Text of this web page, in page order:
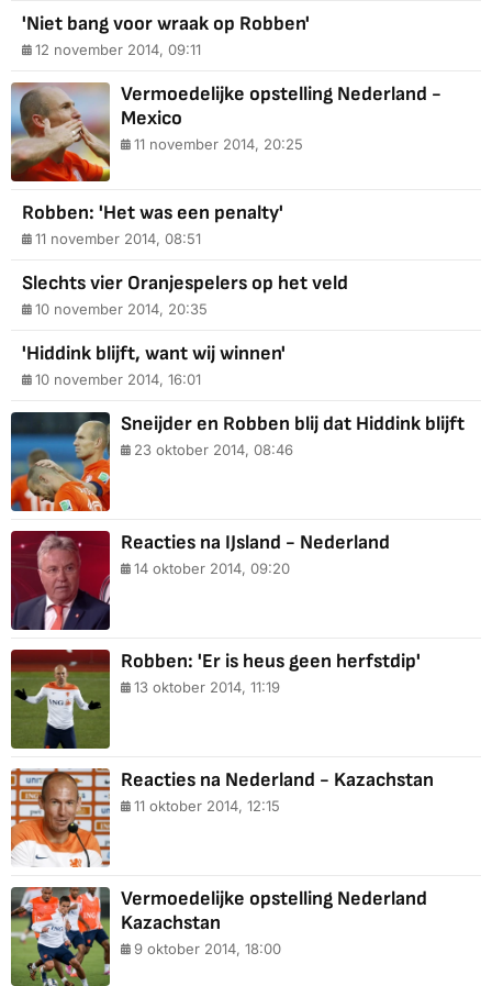
'Niet bang voor wraak op Robben'
12 november 2014, 09:11
Vermoedelijke opstelling Nederland -
Mexico
11 november 2014, 20:25
Robben: 'Het was een penalty'
11 november 2014, 08:51
Slechts vier Oranjespelers op het veld
10 november 2014, 20:35
'Hiddink blijft, want wij winnen'
10 november 2014, 16:01
Sneijder en Robben blij dat Hiddink blijft
23 oktober 2014, 08:46
Reacties na IJsland - Nederland
14 oktober 2014, 09:20
Robben: 'Er is heus geen herfstdip'
13 oktober 2014, 11:19
Reacties na Nederland - Kazachstan
11 oktober 2014, 12:15
Vermoedelijke opstelling Nederland
Kazachstan
9 oktober 2014, 18:00